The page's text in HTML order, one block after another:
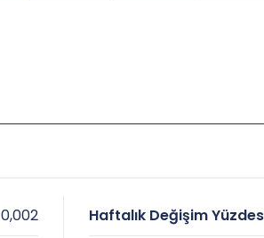
0,002
Haftalık Değişim